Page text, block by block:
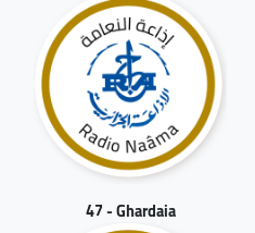
47 - Ghardaia